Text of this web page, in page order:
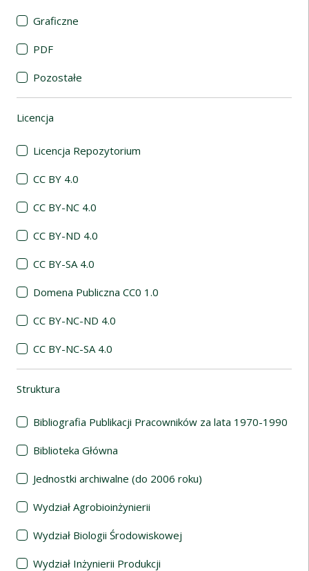
Graficzne
PDF
Pozostałe
Licencja
Licencja Repozytorium
CC BY 4.0
CC BY-NC 4.0
CC BY-ND 4.0
CC BY-SA 4.0
Domena Publiczna CC0 1.0
CC BY-NC-ND 4.0
CC BY-NC-SA 4.0
Struktura
Bibliografia Publikacji Pracowników za lata 1970-1990
Biblioteka Główna
Jednostki archiwalne (do 2006 roku)
Wydział Agrobioinżynierii
Wydział Biologii Środowiskowej
Wydział Inżynierii Produkcji